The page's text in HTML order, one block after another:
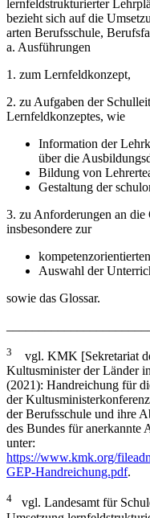
lernfeldstrukturierter
bezieht sich auf die
arten Berufsschule,
a. Ausführungen
1. zum Lernfeldkonzept,
2. zu Aufgaben der
Lernfeldkonzeptes, wie
Information der
über die
Bildung von
Gestaltung der
3. zu Anforderungen an die
insbesondere zur
Auswahl der
sowie das Glossar.
3
vgl. KMK [Sekretariat
Kultusminister der Länder
(2021): Handreichung für
der
der Berufsschule und ihre
des Bundes für anerkannte
unter:
https://www.kmk.org/
GEP-Handreichung.pdf.
4 vgl. Landesamt für